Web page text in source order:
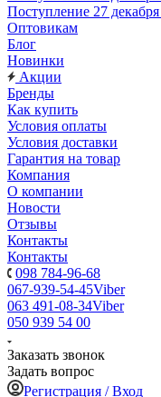
Поступление 27 декабря
Оптовикам
Блог
Новинки
Акции
Бренды
Как купить
Условия оплаты
Условия доставки
Гарантия на товар
Компания
О компании
Новости
Отзывы
Контакты
Контакты
098 784-96-68
067-939-54-45Viber
063 491-08-34Viber
050 939 54 00
Заказать звонок
Задать вопрос
Регистрация / Вход